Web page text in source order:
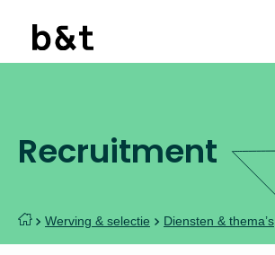
Recruitment
Werving & selectie Diensten & thema’s